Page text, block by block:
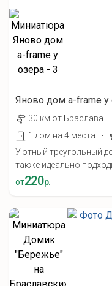
Яново дом а-frame у
30 км от Браслава
1 дом на 4 места
·
Уютный треугольный
также идеально
от220р.